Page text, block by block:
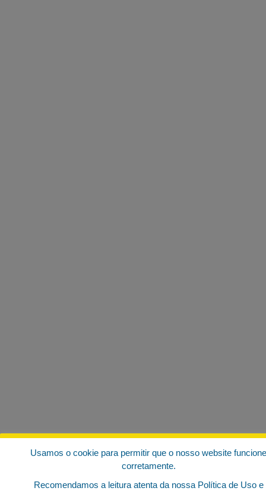
Usamos o cookie para permitir que o nosso website funcione
corretamente.
Recomendamos a leitura atenta da nossa Política de Uso e